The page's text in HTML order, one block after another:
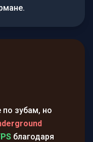
зубам, но
благодаря